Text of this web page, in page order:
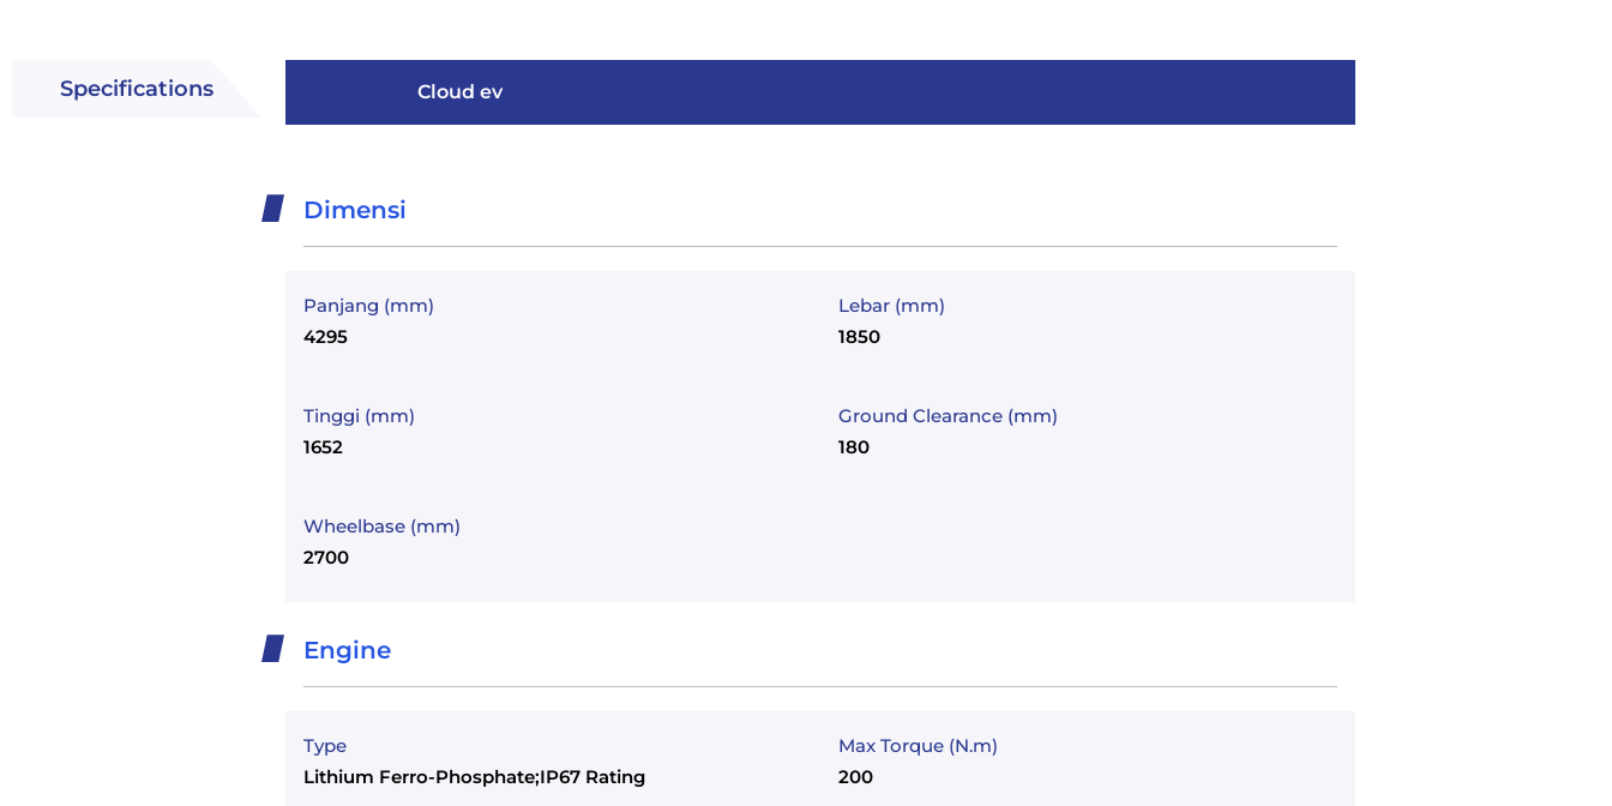
Specifications Cloud ev
Dimensi
Panjang (mm)
4295
Lebar (mm)
1850
Tinggi (mm)
1652
Ground Clearance (mm)
180
Wheelbase (mm)
2700
Engine
Type
Lithium Ferro-Phosphate;IP67 Rating
Max Torque (N.m)
200